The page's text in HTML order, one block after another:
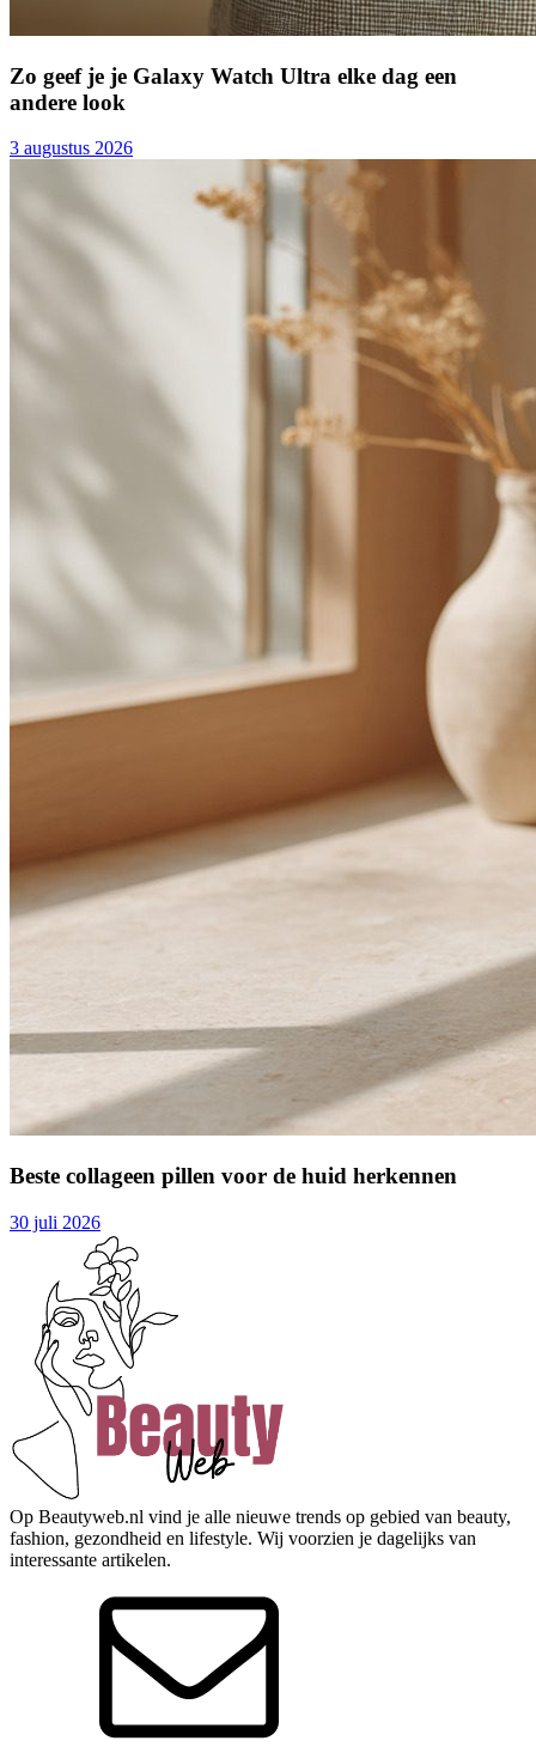
Zo geef je je Galaxy Watch Ultra elke dag een
andere look
3 augustus 2026
Beste collageen pillen voor de huid herkennen
30 juli 2026
Op Beautyweb.nl vind je alle nieuwe trends op gebied van beauty,
fashion, gezondheid en lifestyle. Wij voorzien je dagelijks van
interessante artikelen.